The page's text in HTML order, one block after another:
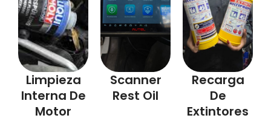
Limpieza
Interna De
Motor
Scanner
Rest Oil
Recarga
De
Extintores